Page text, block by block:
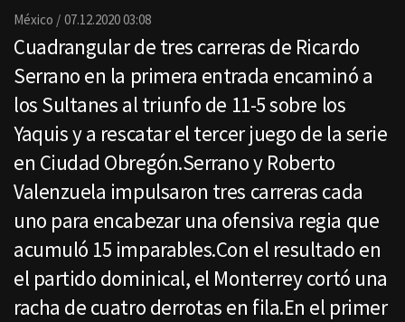
México 07.12.2020 03:08
Cuadrangular de tres carreras de Ricardo
Serrano en la primera entrada encaminó a
los Sultanes al triunfo de 11-5 sobre los
Yaquis y a rescatar el tercer juego de la serie
en Ciudad Obregón.Serrano y Roberto
Valenzuela impulsaron tres carreras cada
uno para encabezar una ofensiva regia que
acumuló 15 imparables.Con el resultado en
el partido dominical, el Monterrey cortó una
racha de cuatro derrotas en fila.En el primer